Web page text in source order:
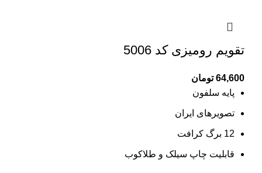
تقویم رومیزی کد 5006
64,600 تومان
پایه سلفون
تصویرهای ایران
12 برگ کرافت
قابلیت چاپ سیلک و طلاکوب